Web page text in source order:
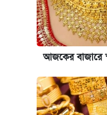
আজকের বাজারে